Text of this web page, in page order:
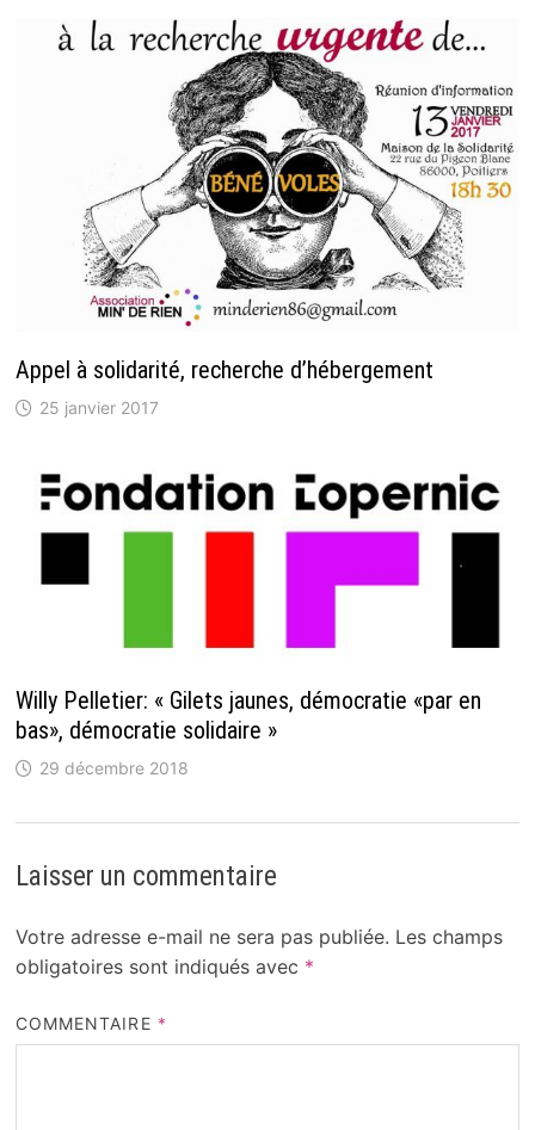
Appel à solidarité, recherche d’hébergement
25 janvier 2017
Willy Pelletier: « Gilets jaunes, démocratie «par en
bas», démocratie solidaire »
29 décembre 2018
Laisser un commentaire
Votre adresse e-mail ne sera pas publiée. Les champs
obligatoires sont indiqués avec *
COMMENTAIRE *